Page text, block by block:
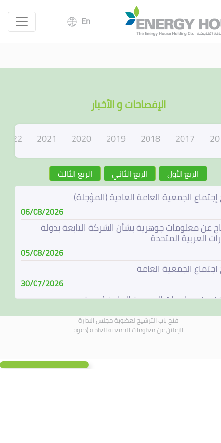
En
الإفصاحات و الأخبار
2017
2018
2019
2020
2021
2022
الربع الأول الربع الثاني الربع الثالث
إجتماع الجمعية العامة العادية (المؤجلة)
06/08/2026
عن معلومات جوهرية بشأن الشركة التابعة بدولة
العربية المتحدة
05/08/2026
اجتماع الجمعية العامة
30/07/2026
عن معلومات الجمعية العامة (دعوة
09/07/2026
المرشحين لإنتخابات مجلس الإدارة
فتح باب الترشيح لعضوية مجلس الادارة
الإعلان عن معلومات الجمعية العامة (دعوة